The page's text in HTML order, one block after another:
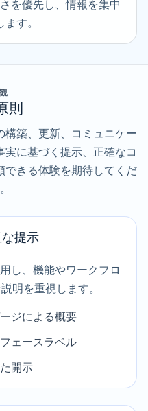
を優先し、情報を集中
す。
則
構築、更新、コミュニケー
に基づく提示、正確なコ
できる体験を期待してくだ
提示
し、機能やワークフロ
明を重視します。
ジによる概要
ェースラベル
開示